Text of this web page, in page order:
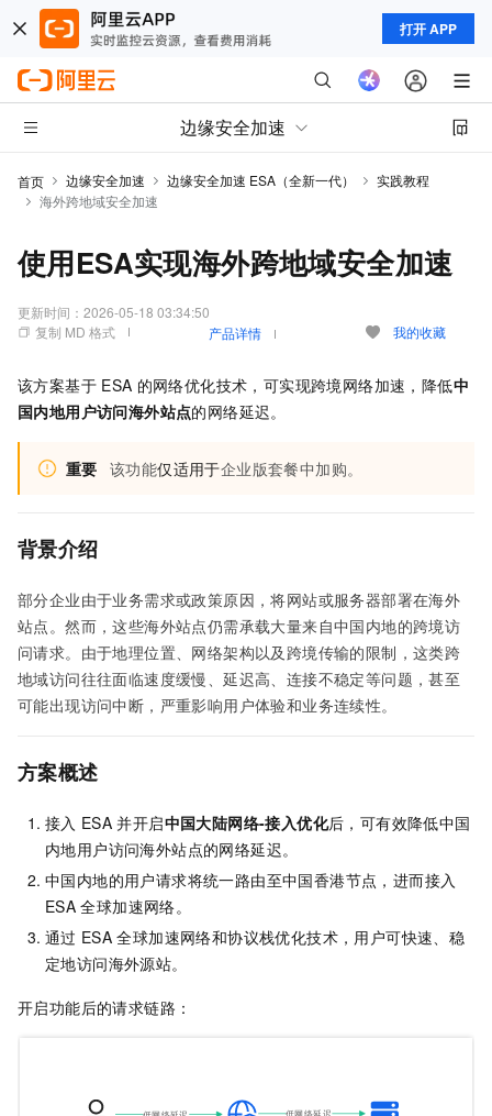
打开 APP
边缘安全加速
首页 边缘安全加速 边缘安全加速 ESA（全新一代）
实践教程
海外跨地域安全加速
使用ESA实现海外跨地域安全加速
更新时间： 2026-05-18 03:34:50
复制 MD 格式
产品详情 我的收藏
该方案基于 ESA 的网络优化技术，可实现跨境网络加速，降低中
国内地用户访问海外站点的网络延迟。
重要 该功能仅适用于企业版套餐中加购。
背景介绍
部分企业由于业务需求或政策原因，将网站或服务器部署在海外
站点。然而，这些海外站点仍需承载大量来自中国内地的跨境访
问请求。由于地理位置、网络架构以及跨境传输的限制，这类跨
地域访问往往面临速度缓慢、延迟高、连接不稳定等问题，甚至
可能出现访问中断，严重影响用户体验和业务连续性。
方案概述
接入 ESA 并开启中国大陆网络-接入优化后，可有效降低中国
内地用户访问海外站点的网络延迟。
中国内地的用户请求将统一路由至中国香港节点，进而接入
ESA 全球加速网络。
通过 ESA 全球加速网络和协议栈优化技术，用户可快速、稳
定地访问海外源站。
开启功能后的请求链路：